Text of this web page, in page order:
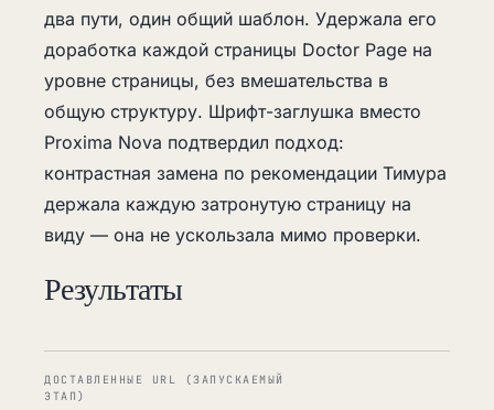
два пути, один общий шаблон. Удержала его
доработка каждой страницы Doctor Page на
уровне страницы, без вмешательства в
общую структуру. Шрифт-заглушка вместо
Proxima Nova подтвердил подход:
контрастная замена по рекомендации Тимура
держала каждую затронутую страницу на
виду — она не ускользала мимо проверки.
Результаты
ДОСТАВЛЕННЫЕ URL (ЗАПУСКАЕМЫЙ
ЭТАП)